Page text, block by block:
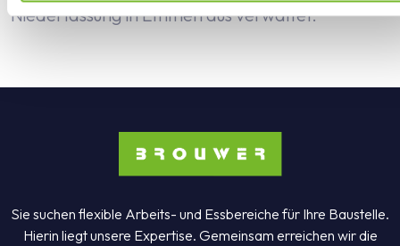
Niederlassung in Emmen aus verwaltet.
Sie suchen flexible Arbeits- und Essbereiche für Ihre Baustelle.
Hierin liegt unsere Expertise. Gemeinsam erreichen wir die